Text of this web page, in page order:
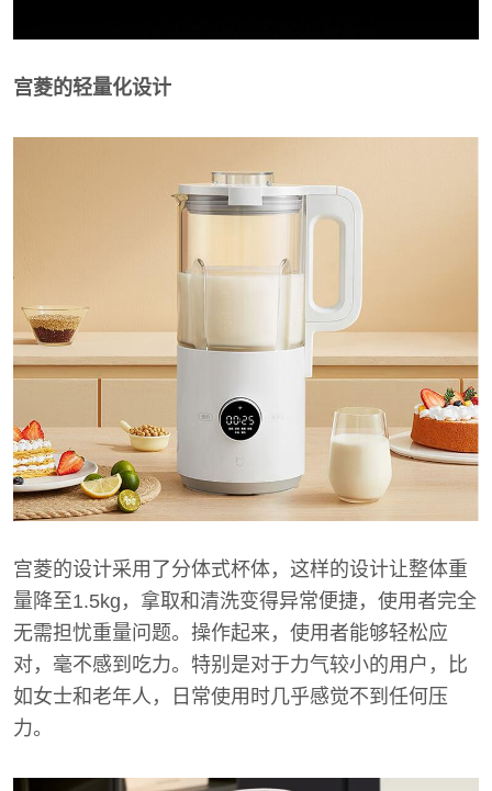
宫菱的轻量化设计
宫菱的设计采用了分体式杯体，这样的设计让整体重
量降至1.5kg，拿取和清洗变得异常便捷，使用者完全
无需担忧重量问题。操作起来，使用者能够轻松应
对，毫不感到吃力。特别是对于力气较小的用户，比
如女士和老年人，日常使用时几乎感觉不到任何压
力。